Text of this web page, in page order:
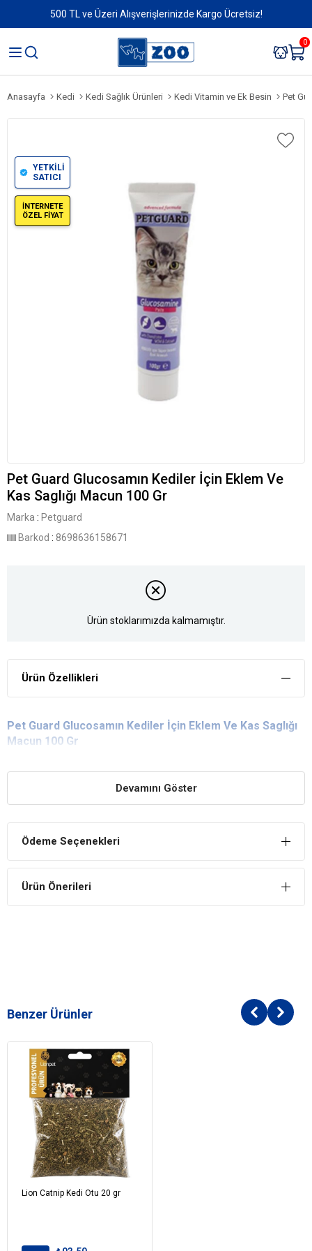
500 TL ve Üzeri Alışverişlerinizde Kargo Ücretsiz!
0
Anasayfa Kedi Kedi Sağlık Ürünleri Kedi Vitamin ve Ek Besin Pet
YETKİLİ
SATICI
İNTERNETE
ÖZEL FİYAT
Pet Guard Glucosamın Kediler İçin Eklem Ve
Kas Saglığı Macun 100 Gr
Marka : Petguard
Barkod : 8698636158671
Ürün stoklarımızda kalmamıştır.
Ürün Özellikleri
Pet Guard Glucosamın Kediler İçin Eklem Ve Kas Saglığı
Macun 100 Gr
Devamını Göster
Ödeme Seçenekleri
Ürün Önerileri
Benzer Ürünler
Lion Catnip Kedi Otu 20 gr